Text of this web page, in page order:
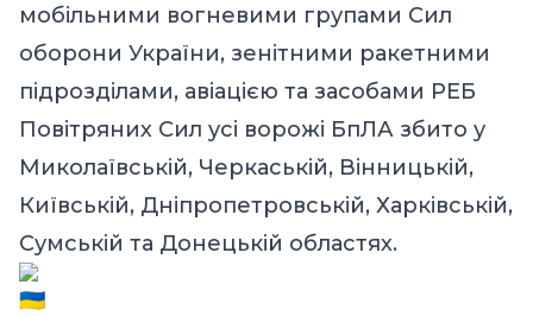
мобільними вогневими групами Сил
оборони України, зенітними ракетними
підрозділами, авіацією та засобами РЕБ
Повітряних Сил усі ворожі БпЛА збито у
Миколаївській, Черкаській, Вінницькій,
Київській, Дніпропетровській, Харківській,
Сумській та Донецькій областях.